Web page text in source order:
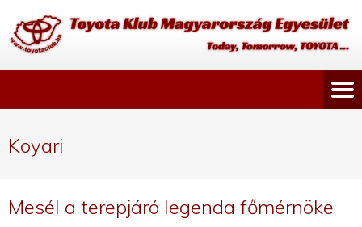
Koyari
Mesél a terepjáró legenda főmérnöke